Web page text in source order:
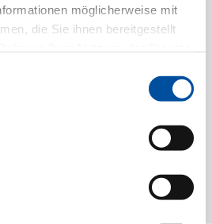
möglicherweise mit
die Sie ihnen bereitgestellt
Ihnen vor. Das neue
durch seine moderne
ist optimal auf die